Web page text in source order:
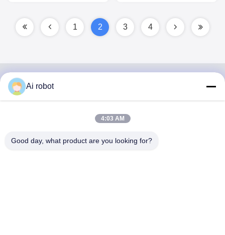
1 2 3 4
VIVI DENTAI
LABORATORY
Ai robot
4:03 AM
Good day, what product are you looking for?